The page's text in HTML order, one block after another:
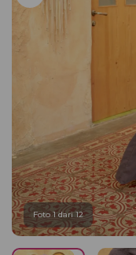
Foto 1 dari 12